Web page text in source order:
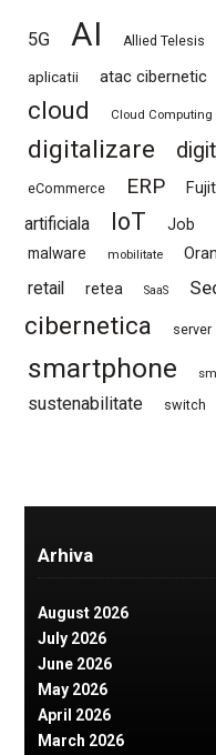
5G AI Allied Telesis
aplicatii atac cibernetic
cloud Cloud Computing
digitalizare
eCommerce ERP
artificiala
IoT Job
malware mobilitate
retail retea SaaS
cibernetica
server
smartphone
sustenabilitate switch
Arhiva
August 2026
July 2026
June 2026
May 2026
April 2026
March 2026